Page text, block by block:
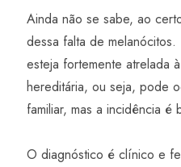
Ainda não se sabe, ao
dessa falta de
esteja fortemente atrelada
hereditária, ou seja, pode
familiar, mas a incidência é
O diagnóstico é clínico e